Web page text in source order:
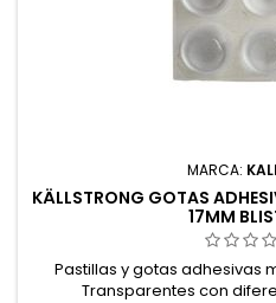
MARCA:
KÄLLSTRONG GOTAS
17MM
Pastillas y gotas adhesivas
Transparentes con